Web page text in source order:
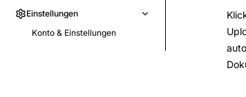
Einstellungen
Konto & Einstellungen